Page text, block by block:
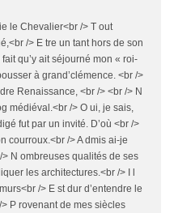
le Chevalier<br /> T out
/> E tre un tant hors de son
qu’y ait séjourné mon « roi-
à grand’clémence. <br />
Renaissance, <br /> <br /> N
médiéval.<br /> O ui, je sais,
fut par un invité. D’où <br />
courroux.<br /> A dmis ai-je
N ombreuses qualités de ses
les architectures.<br /> I l
/> E st dur d’entendre le
P rovenant de mes siècles